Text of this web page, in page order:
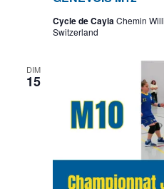
Cycle de CaylaChemin
Switzerland
DIM
15